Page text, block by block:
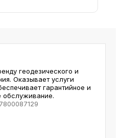
несколько
можно
странице
товара.
геодезического и
Оказывает услуги
гарантийное и
обслуживание.